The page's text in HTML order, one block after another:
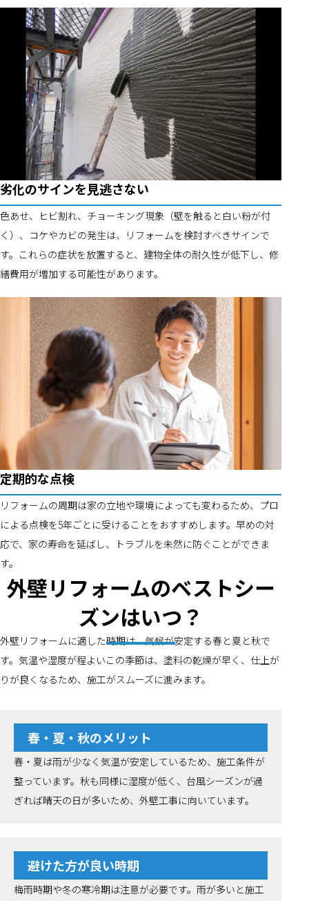
劣化のサインを見逃さない
色あせ、ヒビ割れ、チョーキング現象（壁を触ると白い粉が付
く）、コケやカビの発生は、リフォームを検討すべきサインで
す。これらの症状を放置すると、建物全体の耐久性が低下し、修
繕費用が増加する可能性があります。
定期的な点検
リフォームの周期は家の立地や環境によっても変わるため、プロ
による点検を5年ごとに受けることをおすすめします。早めの対
応で、家の寿命を延ばし、トラブルを未然に防ぐことができま
す。
外壁リフォームのベストシー
ズンはいつ？
外壁リフォームに適した時期は、気候が安定する春と夏と秋で
す。気温や湿度が程よいこの季節は、塗料の乾燥が早く、仕上が
りが良くなるため、施工がスムーズに進みます。
春・夏・秋のメリット
春・夏は雨が少なく気温が安定しているため、施工条件が
整っています。秋も同様に湿度が低く、台風シーズンが過
ぎれば晴天の日が多いため、外壁工事に向いています。
避けた方が良い時期
梅雨時期や冬の寒冷期は注意が必要です。雨が多いと施工